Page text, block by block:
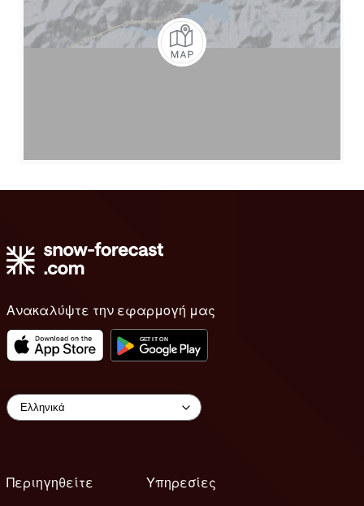
Ανακαλύψτε την εφαρμογή μας
Περιηγηθείτε
Υπηρεσίες